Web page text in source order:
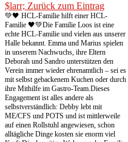
$larr; Zurück zum Eintrag
💚🖤 HCL-Familie hilft einer HCL-
Familie 🖤💚Die Familie Loos ist eine
echte HCL-Familie und vielen aus unserer
Halle bekannt. Emma und Marius spielen
in unserem Nachwuchs, ihre Eltern
Deborah und Sandro unterstützen den
Verein immer wieder ehrenamtlich – sei es
mit selbst gebackenem Kuchen oder durch
ihre Mithilfe im Gastro-Team.Dieses
Engagement ist alles andere als
selbstverständlich: Debby lebt mit
ME/CFS und POTS und ist mittlerweile
auf einen Rollstuhl angewiesen, schon
alltägliche Dinge kosten sie enorm viel